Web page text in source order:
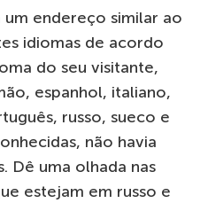
endereço similar ao
idiomas de acordo
do seu visitante,
espanhol, italiano,
russo, sueco e
não havia
Dê uma olhada nas
estejam em russo e